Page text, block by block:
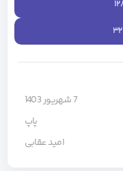
7 شهریور 1403
پاپ
امید عقابی